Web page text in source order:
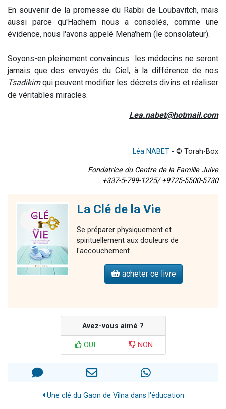
En souvenir de la promesse du Rabbi de Loubavitch, mais
aussi parce qu'Hachem nous a consolés, comme une
évidence, nous l'avons appelé Mena'hem (le consolateur).
Soyons-en pleinement convaincus : les médecins ne seront
jamais que des envoyés du Ciel, à la différence de nos
Tsadikimqui peuvent modifier les décrets divins et réaliser
de véritables miracles.
Lea.nabet@hotmail.com
Léa NABET - © Torah-Box
Fondatrice du Centre de la Famille Juive
+337-5-799-1225/ +9725-5500-5730
La Clé de la Vie
Se préparer physiquement et
spirituellement aux douleurs de
l'accouchement.
acheter ce livre
Avez-vous aimé ?
OUI NON
Une clé du Gaon de Vilna dans l'éducation